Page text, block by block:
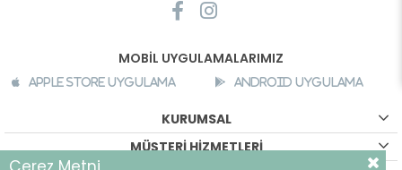
MOBİL UYGULAMALARIMIZ
Apple Store Uygulama Android Uygulama
KURUMSAL
MÜŞTERİ HİZMETLERİ